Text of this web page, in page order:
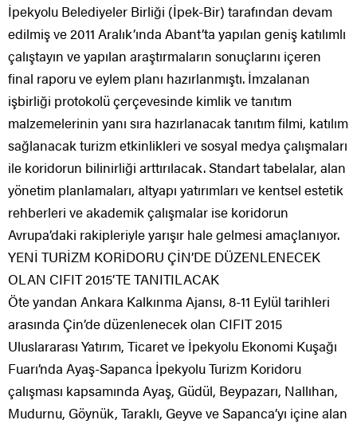
İpekyolu Belediyeler Birliği (İpek-Bir) tarafından devam
edilmiş ve 2011 Aralık’ında Abant’ta yapılan geniş katılımlı
çalıştayın ve yapılan araştırmaların sonuçlarını içeren
final raporu ve eylem planı hazırlanmıştı. İmzalanan
işbirliği protokolü çerçevesinde kimlik ve tanıtım
malzemelerinin yanı sıra hazırlanacak tanıtım filmi, katılım
sağlanacak turizm etkinlikleri ve sosyal medya çalışmaları
ile koridorun bilinirliği arttırılacak. Standart tabelalar, alan
yönetim planlamaları, altyapı yatırımları ve kentsel estetik
rehberleri ve akademik çalışmalar ise koridorun
Avrupa’daki rakipleriyle yarışır hale gelmesi amaçlanıyor.
YENİ TURİZM KORİDORU ÇİN’DE DÜZENLENECEK
OLAN CIFIT 2015’TE TANITILACAK
Öte yandan Ankara Kalkınma Ajansı, 8-11 Eylül tarihleri
arasında Çin’de düzenlenecek olan CIFIT 2015
Uluslararası Yatırım, Ticaret ve İpekyolu Ekonomi Kuşağı
Fuarı’nda Ayaş-Sapanca İpekyolu Turizm Koridoru
çalışması kapsamında Ayaş, Güdül, Beypazarı, Nallıhan,
Mudurnu, Göynük, Taraklı, Geyve ve Sapanca’yı içine alan